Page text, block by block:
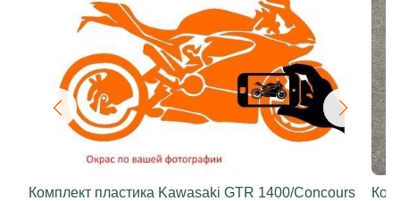
Комплект пластика Kawasaki GTR 1400/Concours